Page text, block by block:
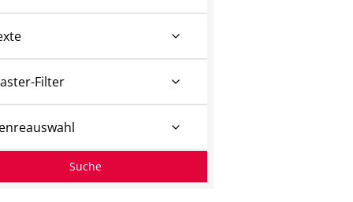
Filter
Suche